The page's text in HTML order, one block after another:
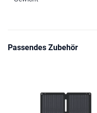
Passendes Zubehör